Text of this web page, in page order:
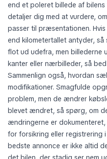
end et poleret billede af bilens
detaljer dig med at vurdere,
passer til præsentationen.
end kilometertallet antyder,
flot ud udefra, men billederne
kanter eller nærbilleder, så bed
Sammenlign også, hvordan
modifikationer. Smagfulde
problem, men de ændrer
blevet ændret, så spørg, om
ændringerne er
for forsikring eller registrering
bedste annonce er ikke altid